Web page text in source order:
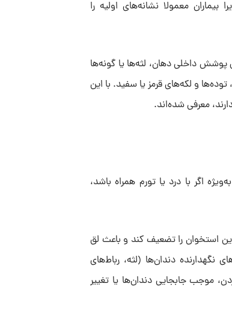
معمولا نشانه‌های اولیه را
پوشش داخلی دهان، لثه‌ها یا گونه‌ها
و لکه‌های قرمز یا سفید. با این
معرفی شده‌اند.
اگر با درد یا تورم همراه باشد،
استخوان را تضعیف کند و باعث لق
دندان‌ها (لثه، رباط‌های
موجب جابجایی دندان‌ها یا تغییر